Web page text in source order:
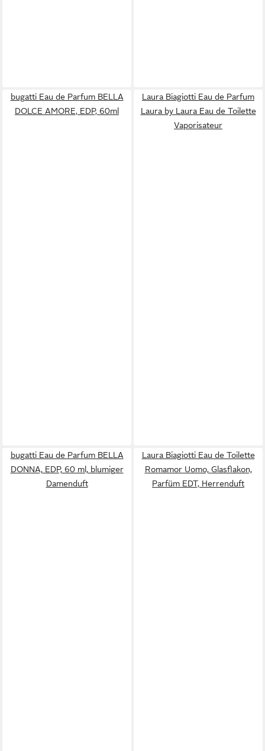
bugatti Eau de Parfum BELLA
DOLCE AMORE, EDP, 60ml
Laura Biagiotti Eau de Parfum
Laura by Laura Eau de Toilette
Vaporisateur
bugatti Eau de Parfum BELLA
DONNA, EDP, 60 ml, blumiger
Damenduft
Laura Biagiotti Eau de Toilette
Romamor Uomo, Glasflakon,
Parfüm EDT, Herrenduft